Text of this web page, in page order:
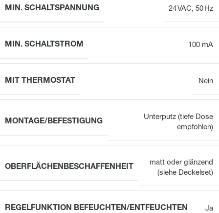
MIN. SCHALTSPANNUNG 24 VAC, 50 Hz
MIN. SCHALTSTROM 100 mA
MIT THERMOSTAT Nein
MONTAGE/BEFESTIGUNG
Unterputz (tiefe Dose
empfohlen)
OBERFLÄCHENBESCHAFFENHEIT
matt oder glänzend
(siehe Deckelset)
REGELFUNKTION BEFEUCHTEN/ENTFEUCHTEN Ja